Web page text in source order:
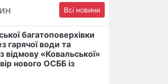
Всі новини
багатоповерхівки
гарячої води та
відмову «Ковальської»
нового ОСББ із